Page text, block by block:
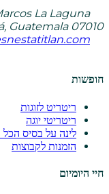
La Laguna
Guatemala 07010
חופשות
ריטריט לזוגות
ריטריטי יוגה
לינה על בסיס הכל
הזמנות לקבוצות
חיי היומיום